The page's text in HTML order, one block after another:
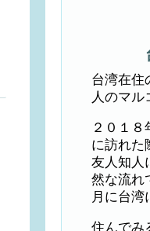
台湾在住
人のマル
２０１
に訪れた
友人知人
然な流れ
月に台湾
住んでみ